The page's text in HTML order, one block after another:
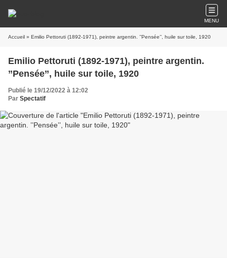
MENU
Accueil » Emilio Pettoruti (1892-1971), peintre argentin. ’’Pensée’’, huile sur toile, 1920
Emilio Pettoruti (1892-1971), peintre argentin.
’’Pensée’’, huile sur toile, 1920
Publié le 19/12/2022 à 12:02
Par Spectatif